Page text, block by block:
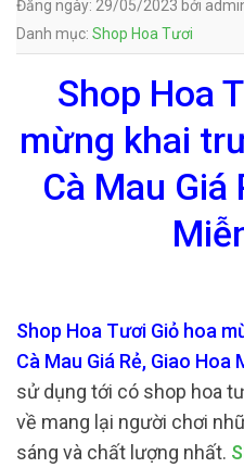
Đăng ngày: 29/05/2023 bởi
Danh mục: Shop Hoa Tươi
Shop Hoa
mừng khai
Cà Mau Giá
Shop Hoa Tươi Giỏ hoa
Cà Mau Giá Rẻ, Giao Hoa
sử dụng tới có shop hoa
về mang lại người chơi
sáng và chất lượng nhất.